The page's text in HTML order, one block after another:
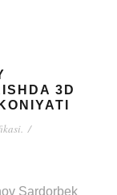
3D
/
Sardorbek